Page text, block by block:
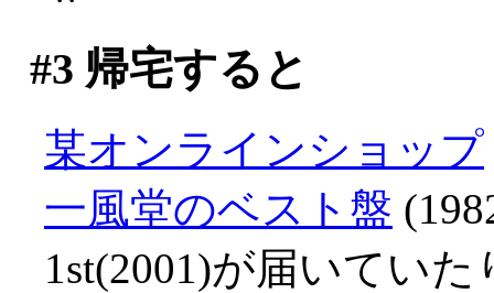
#3 帰宅すると
某オンラインショップ
一風堂のベスト盤
1st(2001)が届いていた